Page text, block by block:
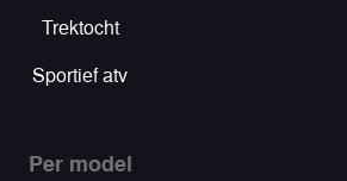
Trektocht
Sportief atv
Per model